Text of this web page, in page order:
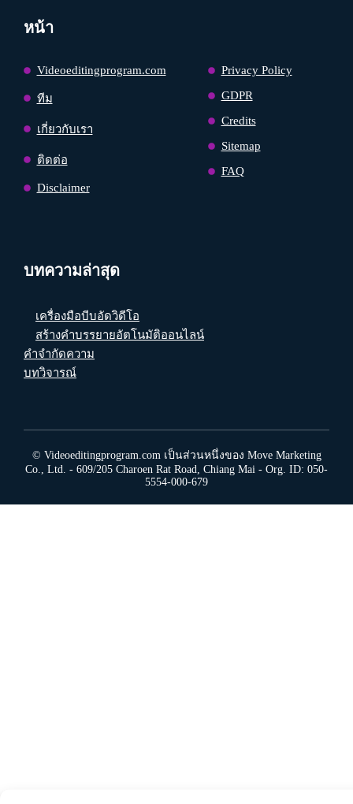
หน้า
Videoeditingprogram.com
ทีม
เกี่ยวกับเรา
ติดต่อ
Disclaimer
Privacy Policy
GDPR
Credits
Sitemap
FAQ
บทความล่าสุด
เครื่องมือบีบอัดวิดีโอ
สร้างคำบรรยายอัตโนมัติออนไลน์
คำจำกัดความ
บทวิจารณ์
© Videoeditingprogram.com เป็นส่วนหนึ่งของ Move Marketing
Co., Ltd. - 609/205 Charoen Rat Road, Chiang Mai - Org. ID: 050-
5554-000-679